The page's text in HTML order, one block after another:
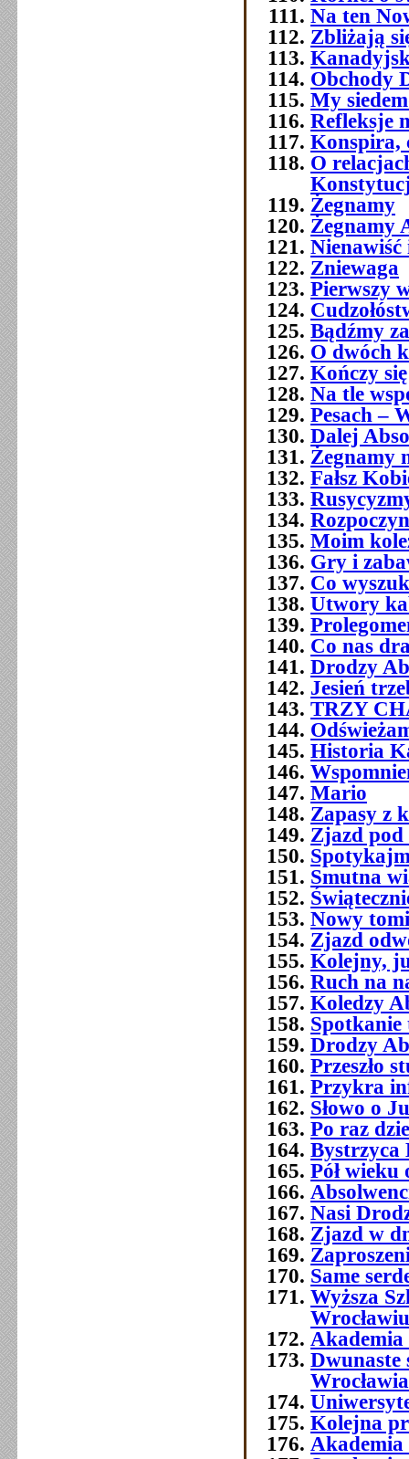
Na ten
Zbliżają
Obchody
My
Refleksje
Konspira,
O
Żegnamy
Żegnamy
Nienawiść
Zniewaga
Pierwszy
Bądźmy
O dwóch
Kończy
Na tle
Pesach –
Dalej
Żegnamy
Fałsz
Moim
Gry i
Co
Utwory
Co nas
Drodzy
Jesień
TRZY
Historia
Mario
Zapasy z
Zjazd
Smutna
Nowy
Zjazd
Kolejny,
Ruch na
Koledzy
Spotkanie
Drodzy
Przeszło
Przykra
Słowo o
Po raz
Bystrzyca
Pół
Nasi
Zjazd w
Same
Wyższa
Wrocławiu
Dwunaste
Wrocławia
Kolejna
Akademia